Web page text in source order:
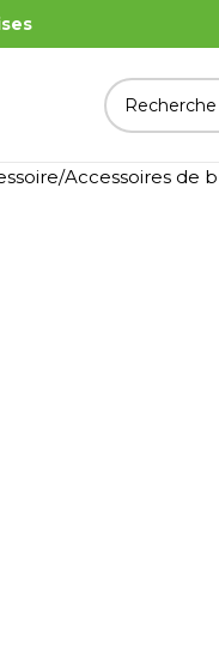
Accessoires de